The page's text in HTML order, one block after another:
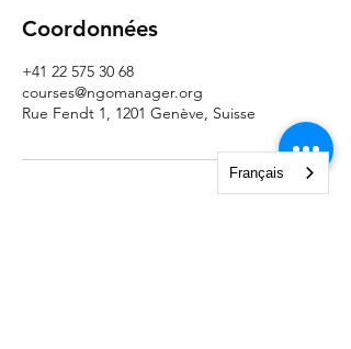
Coordonnées
+41 22 575 30 68
courses@ngomanager.org
Rue Fendt 1, 1201 Genève, Suisse
Français